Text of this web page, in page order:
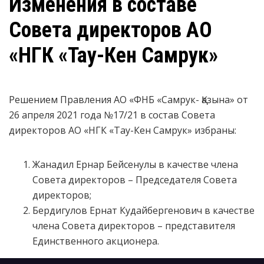
Совета директоров АО
«НГК «Тау-Кен Самрук»
Решением Правления АО «ФНБ «Самрук- Қазына» от
26 апреля 2021 года №17/21 в состав Совета
директоров АО «НГК «Тау-Кен Самрук» избраны:
Жанадил Ернар Бейсенулы в качестве члена
Совета директоров – Председателя Совета
директоров;
Бердигулов Ернат Кудайбергенович в качестве
члена Совета директоров – представителя
Единственного акционера.